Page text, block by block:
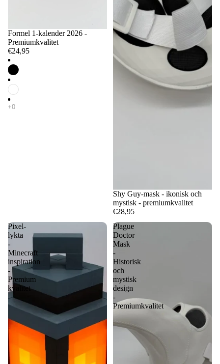
Formel 1-kalender 2026 -
Premiumkvalitet
€24,95
Shy Guy-mask - ikonisk och
mystisk - premiumkvalitet
€28,95
Pixel-
lykta
-
Minecraft
inspiration
-
Premium
kvalitet
Plague
Doctor
Mask
-
Historisk
och
mystisk
design
-
Premiumkvalitet